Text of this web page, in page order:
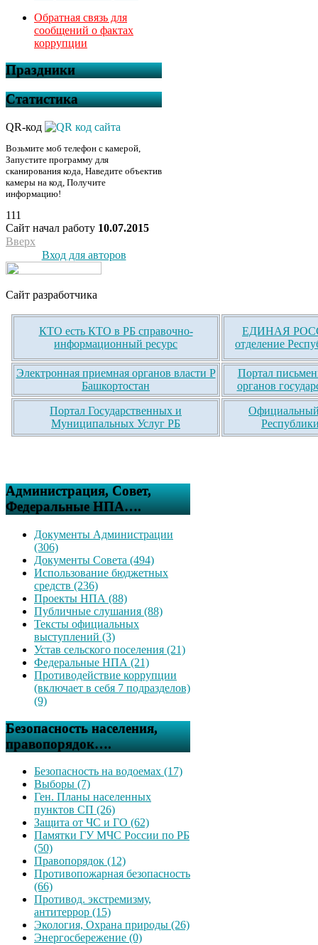
Обратная связь для
сообщений о фактах
коррупции
Праздники
Статистика
QR-код
Возьмите моб телефон с камерой,
Запустите программу для
сканирования кода, Наведите объектив
камеры на код, Получите
информацию!
111
Сайт начал работу 10.07.2015
Вверх
Вход для авторов
Сайт разработчика
КТО есть КТО в РБ справочно-
информационный ресурс
ЕДИНАЯ
отделение
Электронная приемная органов власти Р
Башкортостан
Портал
органов
Портал Государственных и
Муниципальных Услуг РБ
Официальный
Администрация, Совет,
Федеральные НПА….
Документы Администрации
(306)
Документы Совета (494)
Использование бюджетных
средств (236)
Проекты НПА (88)
Публичные слушания (88)
Тексты официальных
выступлений (3)
Устав сельского поселения (21)
Федеральные НПА (21)
Противодействие коррупции
(включает в себя 7 подразделов)
(9)
Безопасность населения,
правопорядок….
Безопасность на водоемах (17)
Выборы (7)
Ген. Планы населенных
пунктов СП (26)
Защита от ЧС и ГО (62)
Памятки ГУ МЧС России по РБ
(50)
Правопорядок (12)
Противопожарная безопасность
(66)
Противод. экстремизму,
антитеррор (15)
Экология, Охрана природы (26)
Энергосбережение (0)